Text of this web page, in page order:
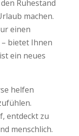
Ruhestand
machen.
einen
bietet Ihnen
ein neues
helfen
entdeckt zu
menschlich.